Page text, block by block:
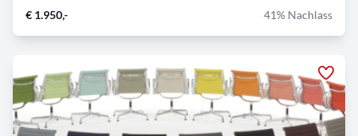
€ 1.950,- 41% Nachlass